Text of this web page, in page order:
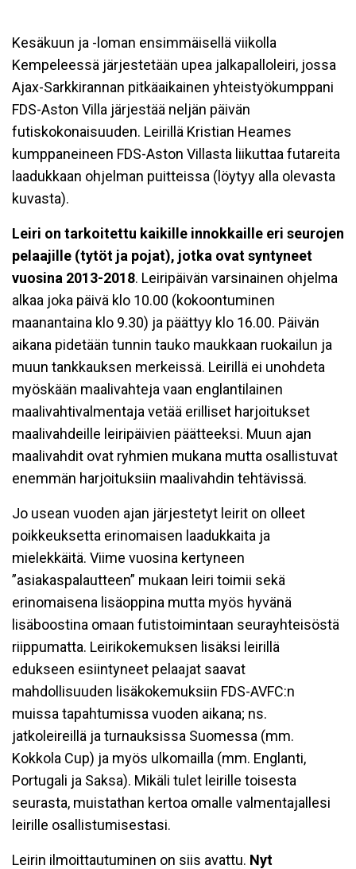
Kesäkuun ja -loman ensimmäisellä viikolla
Kempeleessä järjestetään upea jalkapalloleiri, jossa
Ajax-Sarkkirannan pitkäaikainen yhteistyökumppani
FDS-Aston Villa järjestää neljän päivän
futiskokonaisuuden. Leirillä Kristian Heames
kumppaneineen FDS-Aston Villasta liikuttaa futareita
laadukkaan ohjelman puitteissa (löytyy alla olevasta
kuvasta).
Leiri on tarkoitettu kaikille innokkaille eri seurojen
pelaajille (tytöt ja pojat), jotka ovat syntyneet
vuosina 2013-2018. Leiripäivän varsinainen ohjelma
alkaa joka päivä klo 10.00 (kokoontuminen
maanantaina klo 9.30) ja päättyy klo 16.00. Päivän
aikana pidetään tunnin tauko maukkaan ruokailun ja
muun tankkauksen merkeissä. Leirillä ei unohdeta
myöskään maalivahteja vaan englantilainen
maalivahtivalmentaja vetää erilliset harjoitukset
maalivahdeille leiripäivien päätteeksi. Muun ajan
maalivahdit ovat ryhmien mukana mutta osallistuvat
enemmän harjoituksiin maalivahdin tehtävissä.
Jo usean vuoden ajan järjestetyt leirit on olleet
poikkeuksetta erinomaisen laadukkaita ja
mielekkäitä. Viime vuosina kertyneen
”asiakaspalautteen” mukaan leiri toimii sekä
erinomaisena lisäoppina mutta myös hyvänä
lisäboostina omaan futistoimintaan seurayhteisöstä
riippumatta. Leirikokemuksen lisäksi leirillä
edukseen esiintyneet pelaajat saavat
mahdollisuuden lisäkokemuksiin FDS-AVFC:n
muissa tapahtumissa vuoden aikana; ns.
jatkoleireillä ja turnauksissa Suomessa (mm.
Kokkola Cup) ja myös ulkomailla (mm. Englanti,
Portugali ja Saksa). Mikäli tulet leirille toisesta
seurasta, muistathan kertoa omalle valmentajallesi
leirille osallistumisestasi.
Leirin ilmoittautuminen on siis avattu. Nyt